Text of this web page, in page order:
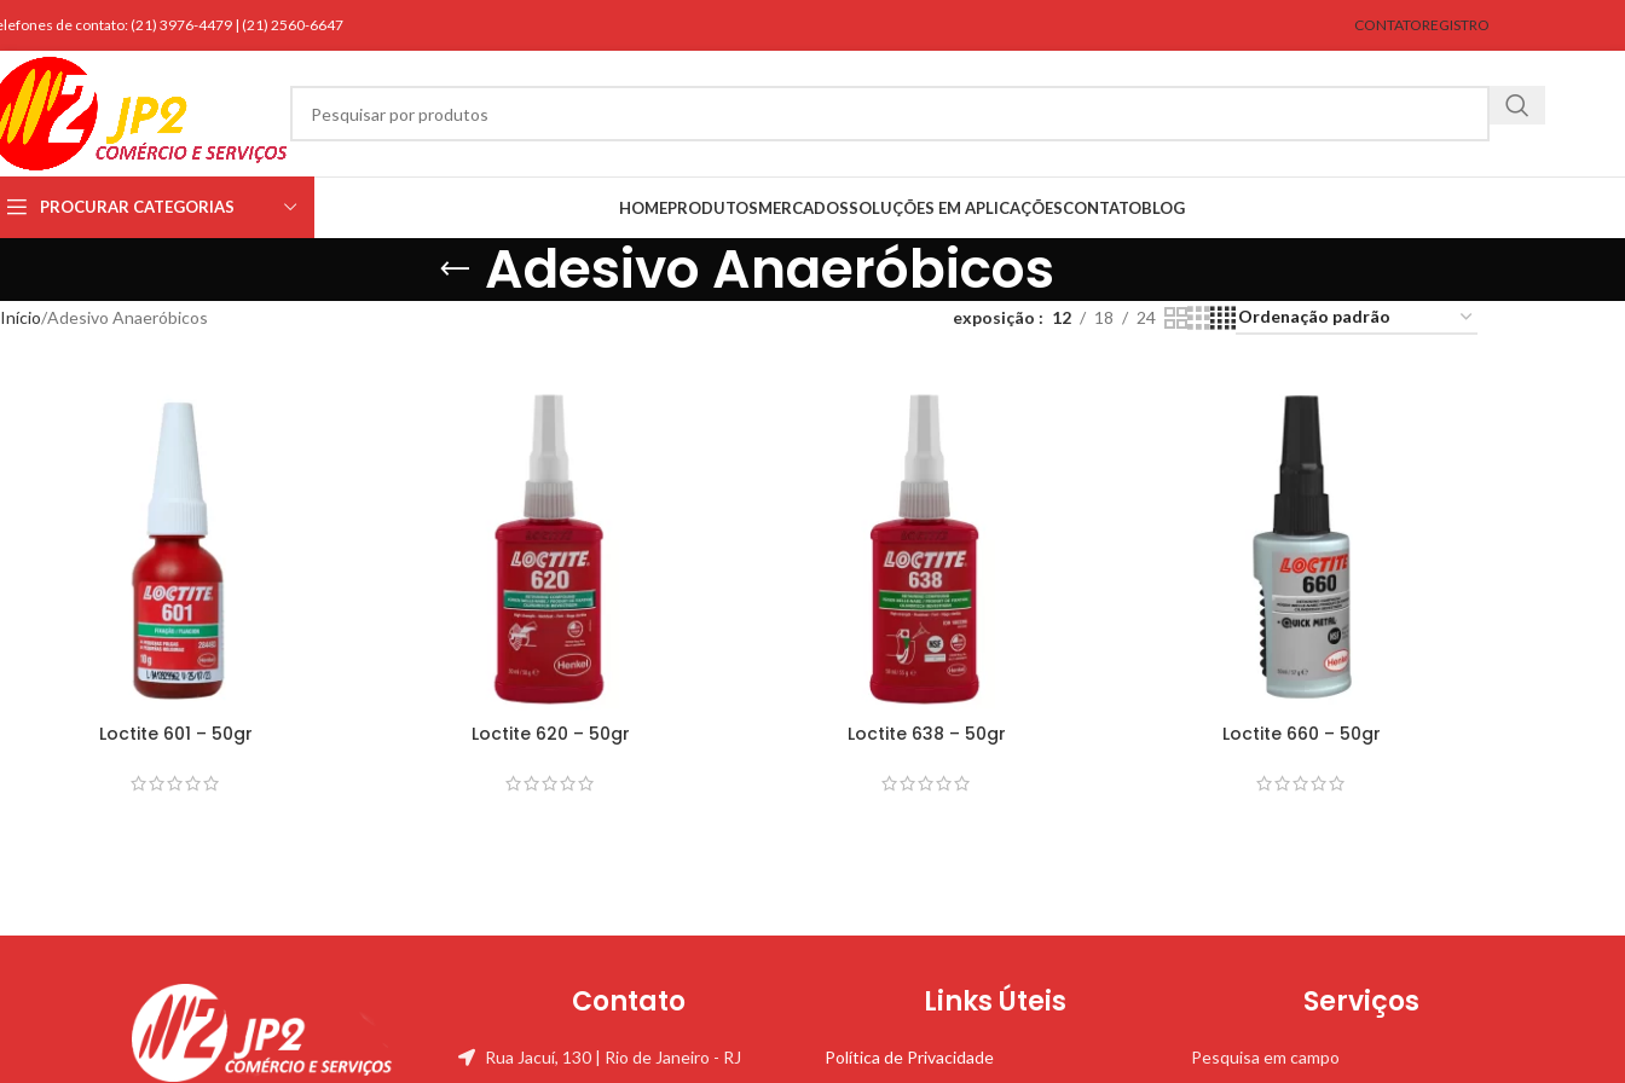
de contato: (21) 3976-4479 | (21) 2560-6647 CONTATOREGISTRO
PROCURAR CATEGORIAS HOMEPRODUTOSMERCADOSSOLUÇÕES EM APLICAÇÕESCONTATOBLOG
Adesivo Anaeróbicos
Início Adesivo Anaeróbicos exposição 12 18 24
Loctite 601 – 50gr Loctite 620 – 50gr Loctite 638 – 50gr Loctite 660 – 50gr
Contato
Rua Jacuí, 130 | Rio de Janeiro - RJ
Links Úteis
Política de Privacidade
Serviços
Pesquisa em campo